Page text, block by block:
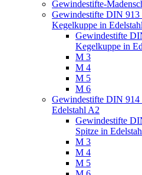
Gewindestifte-
Gewindestifte DIN 913
Kegelkuppe in
Gewindestifte
Kegelkuppe in
M 3
M 4
M 5
M 6
Gewindestifte DIN 914
Edelstahl A2
Gewindestifte
Spitze in
M 3
M 4
M 5